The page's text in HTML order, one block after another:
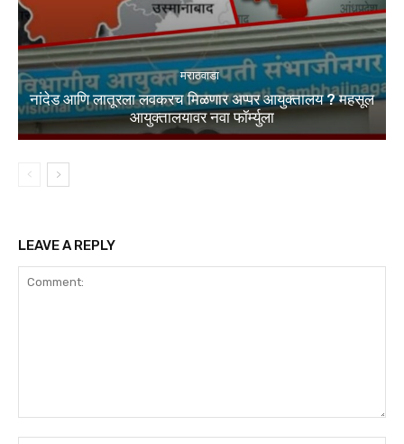
मराठवाडा
नांदेड आणि लातूरला लवकरच मिळणार अप्पर आयुक्तालय ? महसूल
आयुक्तालयावर नवा फॉर्म्युला
LEAVE A REPLY